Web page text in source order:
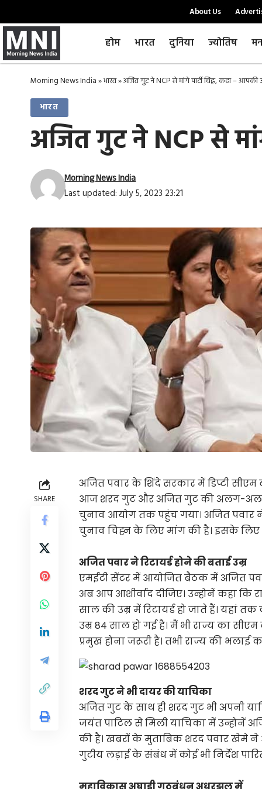
About Us
होम भारत दुनिया ज्योतिष
Morning News India»भारत»अजित गुट ने NCP से मांगे पार्टी चिह्न, कहा – आपकी
भारत
अजित गुट ने NCP से
Last updated: July 5, 2023 23:21
Morning News India
SHARE
अजित पवार के शिंदे सरकार में डिप्टी
आज शरद गुट और अजित गुट की अलग-अलग
चुनाव आयोग तक पहुंच गया। अजित पवार ने
चुनाव चिह्न के लिए मांग की है। इसके
अजित पवार ने रिटायर्ड होने की बताई उम्र
एमईटी सेंटर में आयोजित बैठक में अजित
अब आप आशीर्वाद दीजिए। उन्होनें कहा कि
साल की उम्र में रिटायर्ड हो जाते हैं। यहां
उम्र 84 साल हो गई है। मैं भी राज्य का
प्रमुख होना जरूरी है। तभी राज्य की भलाई
शरद गुट ने भी दायर की याचिका
अजित गुट के साथ ही शरद गुट भी अपनी
जयंत पाटिल से मिली याचिका में उन्होनें
की है। खबरों के मुताबिक शरद पवार खेमे
गुटीय लड़ाई के संबंध में कोई भी निर्देश